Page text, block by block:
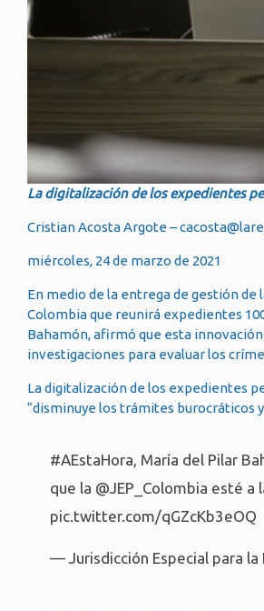
La digitalización de los expedientes
Cristian Acosta Argote –
miércoles, 24 de marzo de 2021
En medio de la entrega de gestión de
Colombia que reunirá expedientes
Bahamón, afirmó que esta
investigaciones para evaluar los
La digitalización de los expedientes
“disminuye los trámites burocráticos
#AEstaHora, María del Pilar
que la @JEP_Colombia esté a
pic.twitter.com/qGZcKb3eOQ
— Jurisdicción Especial para la